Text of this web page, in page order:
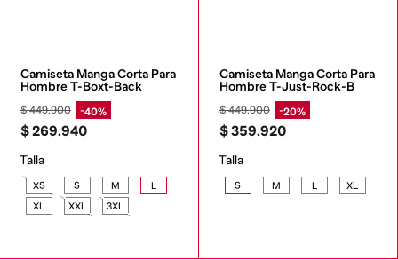
Camiseta Manga Corta Para
Hombre T-Boxt-Back
$449.900 40%
$269.940
Talla
XS S M
L
XL
XXL 3XL
Camiseta Manga Corta Para
Hombre T-Just-Rock-B
$449.900 20%
$359.920
Talla
S M L XL